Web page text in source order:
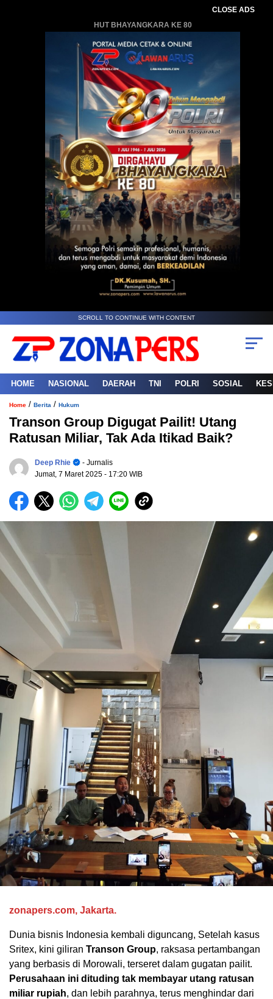
CLOSE ADS
HUT BHAYANGKARA KE 80
SCROLL TO CONTINUE WITH CONTENT
HOME NASIONAL DAERAH TNI POLRI SOSIAL
Home / Berita / Hukum
Transon Group Digugat Pailit! Utang
Ratusan Miliar, Tak Ada Itikad Baik?
Deep Rhie
- Jurnalis
Jumat, 7 Maret 2025 - 17:20 WIB
zonapers.com, Jakarta.
Dunia bisnis Indonesia kembali diguncang, Setelah kasus
Sritex, kini giliran Transon Group, raksasa pertambangan
yang berbasis di Morowali, terseret dalam gugatan pailit.
Perusahaan ini dituding tak membayar utang ratusan
miliar rupiah, dan lebih parahnya, terus menghindar dari